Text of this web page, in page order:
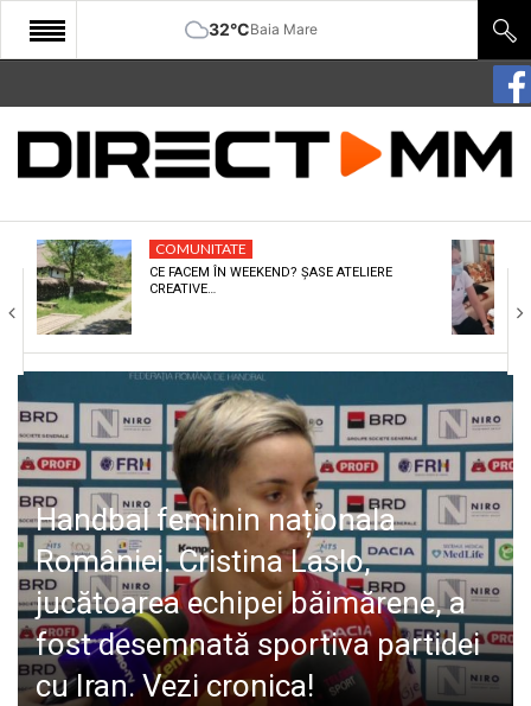
32°CBaia Mare
START
COMUNITATE
CULTURA
ECONOMIE
SANATATE
SPORT
SPECIAL
POLITIC
LIFE
COMUNITATE
CE FACEM ÎN WEEKEND? ȘASE ATELIERE
CREATIVE…
Handbal feminin naționala
României. Cristina Laslo,
jucătoarea echipei băimărene, a
fost desemnată sportiva partidei
cu Iran. Vezi cronica!